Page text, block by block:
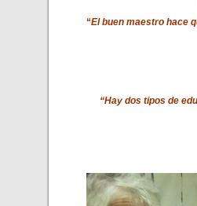
“El buen maestro hace
“Hay dos tipos de